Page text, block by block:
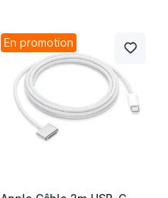
En promotion